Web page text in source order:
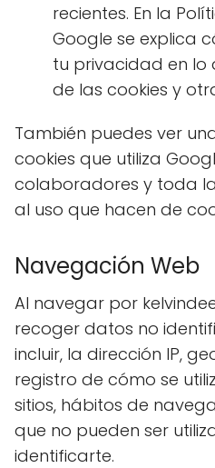
recientes. En la
Google se explica
tu privacidad en lo
de las cookies y
También puedes ver
cookies que utiliza
colaboradores y toda
al uso que hacen de
Navegación Web
Al navegar por
recoger datos no
incluir, la dirección IP,
registro de cómo se
sitios, hábitos de
que no pueden ser
identificarte.